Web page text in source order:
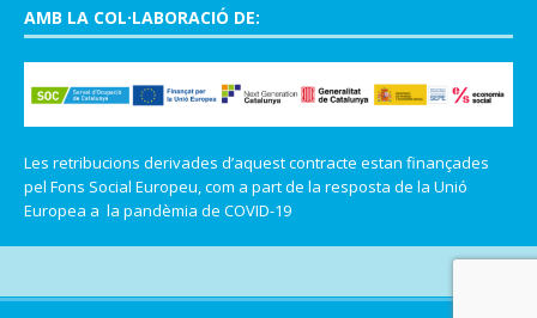
AMB LA COL·LABORACIÓ DE:
Les retribucions derivades d’aquest contracte estan finançades
pel Fons Social Europeu, com a part de la resposta de la Unió
Europea a la pandèmia de COVID-19